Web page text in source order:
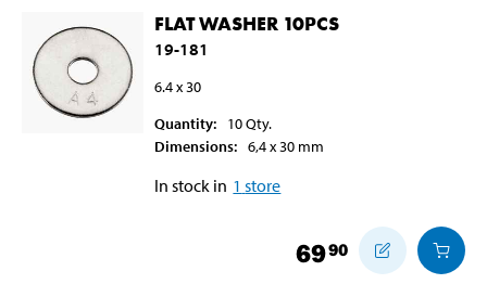
FLAT WASHER 10PCS
19-181
6.4 x 30
Quantity: 10Qty.
Dimensions: 6,4 x 30 mm
In stock in 1 store
6990